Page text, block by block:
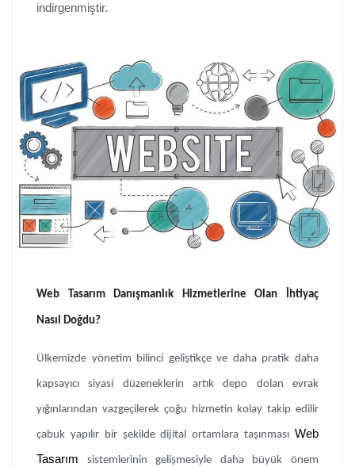
indirgenmiştir.
Web Tasarım Danışmanlık Hizmetlerine Olan İhtiyaç
Nasıl Doğdu?
Ülkemizde yönetim bilinci geliştikçe ve daha pratik daha
kapsayıcı siyasi düzeneklerin artık depo dolan evrak
yığınlarından vazgeçilerek çoğu hizmetin kolay takip edilir
çabuk yapılır bir şekilde dijital ortamlara taşınması Web
Tasarım sistemlerinin gelişmesiyle daha büyük önem